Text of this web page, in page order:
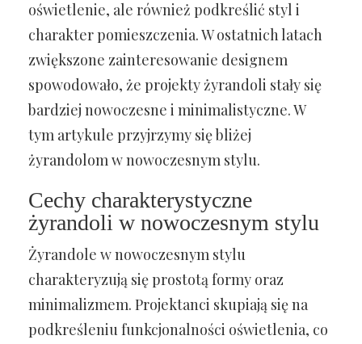
oświetlenie, ale również podkreślić styl i
charakter pomieszczenia. W ostatnich latach
zwiększone zainteresowanie designem
spowodowało, że projekty żyrandoli stały się
bardziej nowoczesne i minimalistyczne. W
tym artykule przyjrzymy się bliżej
żyrandolom w nowoczesnym stylu.
Cechy charakterystyczne
żyrandoli w nowoczesnym stylu
Żyrandole w nowoczesnym stylu
charakteryzują się prostotą formy oraz
minimalizmem. Projektanci skupiają się na
podkreśleniu funkcjonalności oświetlenia, co